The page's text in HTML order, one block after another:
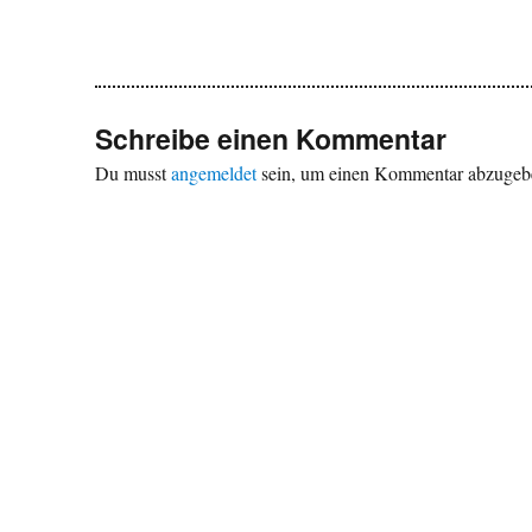
Schreibe einen Kommentar
Du musstangemeldetsein, um einen Kommentar